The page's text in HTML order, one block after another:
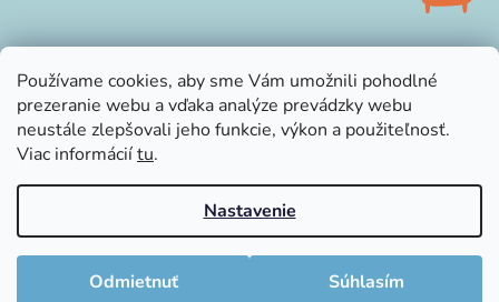
Používame cookies, aby sme Vám umožnili pohodlné
prezeranie webu a vďaka analýze prevádzky webu
neustále zlepšovali jeho funkcie, výkon a použiteľnosť.
Viac informáciítu.
Nastavenie
Odmietnuť Súhlasím
info@littleluna.sk
Vytvoril Shoptet
Copyright 2026LittleLuna.sk
. Všetky práva vyhradené.